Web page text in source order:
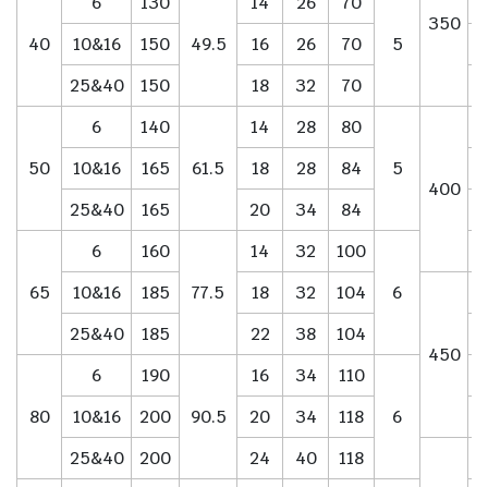
350
40
49.5
5
10&16 150 16 26
70
25&40
150 18 32 70
50
6
140
61.5
14 28
80
5
400
10&16 165 18 28
84
25&40
165 20 34 84
65
6
160
77.5
14 32
100
6
10&16 185 18 32 104
450
25&40 185 22 38 104
80
6
190
90.5
16 34
110
6
10&16 200 20 34
118
25&40
200 24 40 118